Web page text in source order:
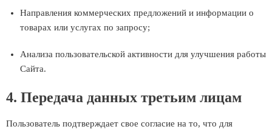
Направления коммерческих предложений и информации о
товарах или услугах по запросу;
Анализа пользовательской активности для улучшения работы
Сайта.
4. Передача данных третьим лицам
Пользователь подтверждает свое согласие на то, что для